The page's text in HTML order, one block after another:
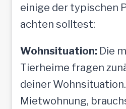
einige der typischen
achten solltest:
Wohnsituation: Die
Tierheime fragen
deiner
Mietwohnung,